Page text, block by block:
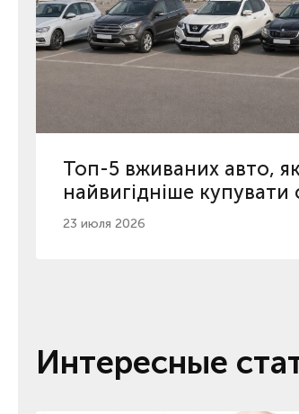
Топ-5 вживаних авто,
найвигідніше купувати
зараз в Україні
23 июля 2026
Интересные